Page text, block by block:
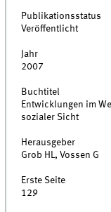
Publikationsstatus
Veröffentlicht
Jahr
2007
Buchtitel
Entwicklungen im
sozialer Sicht
Herausgeber
Grob HL, Vossen G
Erste Seite
129